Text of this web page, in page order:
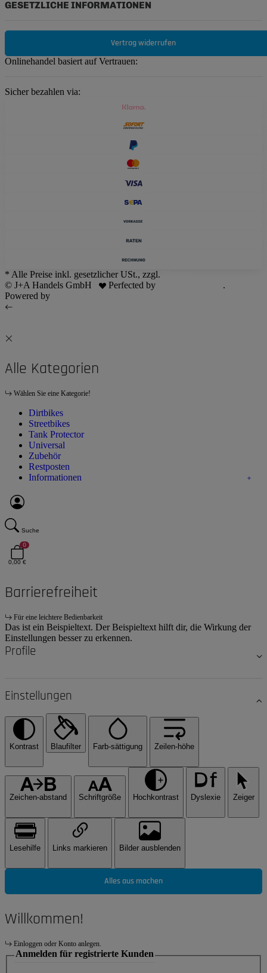
GESETZLICHE INFORMATIONEN
Vertrag widerrufen
Onlinehandel basiert auf Vertrauen:
Sicher bezahlen via:
* Alle Preise inkl. gesetzlicher USt., zzgl.
© J+A Handels GmbH
Perfected by
.
Powered by
Alle Kategorien
Wählen Sie eine Kategorie!
Dirtbikes
Streetbikes
Tank Protector
Universal
Zubehör
Restposten
Informationen
Suche
0
0,00 €
Barrierefreiheit
Für eine leichtere Bedienbarkeit
Das ist ein Beispieltext. Der Beispieltext hilft dir, die Wirkung der
Einstellungen besser zu erkennen.
Profile
Einstellungen
Kontrast Blaufilter Farb-sättigung Zeilen-höhe
Zeichen-abstand Schriftgröße Hochkontrast Dyslexie Zeiger
Lesehilfe Links markieren Bilder ausblenden
Alles aus machen
Willkommen!
Einloggen oder Konto anlegen.
Anmelden für registrierte Kunden